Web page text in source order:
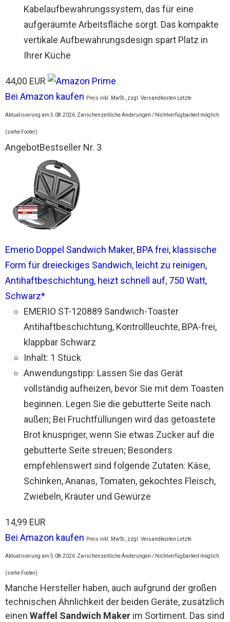
Kabelaufbewahrungssystem, das für eine
aufgeräumte Arbeitsfläche sorgt. Das kompakte
vertikale Aufbewahrungsdesign spart Platz in
Ihrer Küche
44,00 EUR
Bei Amazon kaufen
Preis inkl. MwSt., zzgl. Versandkosten Letzte
Aktualisierung am 5.08.2026 Zwischenzeitliche Änderungen / Nichtverfügbarkeit möglich
(siehe Footer)
AngebotBestseller Nr. 3
Emerio Doppel Sandwich Maker, BPA frei, klassische
Form für dreieckiges Sandwich, leicht zu reinigen,
Antihaftbeschichtung, heizt schnell auf, 750 Watt,
Schwarz*
EMERIO ST-120889 Sandwich-Toaster
Antihaftbeschichtung, Kontrollleuchte, BPA-frei,
klappbar Schwarz
Inhalt: 1 Stück
Anwendungstipp: Lassen Sie das Gerät
vollständig aufheizen, bevor Sie mit dem Toasten
beginnen. Legen Sie die gebutterte Seite nach
außen; Bei Fruchtfüllungen wird das getoastete
Brot knuspriger, wenn Sie etwas Zucker auf die
gebutterte Seite streuen; Besonders
empfehlenswert sind folgende Zutaten: Käse,
Schinken, Ananas, Tomaten, gekochtes Fleisch,
Zwiebeln, Kräuter und Gewürze
14,99 EUR
Bei Amazon kaufen
Preis inkl. MwSt., zzgl. Versandkosten Letzte
Aktualisierung am 5.08.2026 Zwischenzeitliche Änderungen / Nichtverfügbarkeit möglich
(siehe Footer)
Manche Hersteller haben, auch aufgrund der großen
technischen Ähnlichkeit der beiden Geräte, zusätzlich
einen Waffel Sandwich Maker im Sortiment. Das sind